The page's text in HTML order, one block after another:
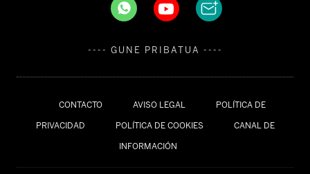
CONTACTO AVISO LEGAL POLÍTICA DE
PRIVACIDAD POLÍTICA DE COOKIES CANAL DE
INFORMACIÓN
---- GUNE PRIBATUA ----